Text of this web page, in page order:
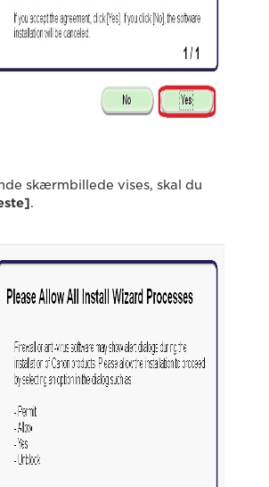
skærmbillede vises, skal du
.